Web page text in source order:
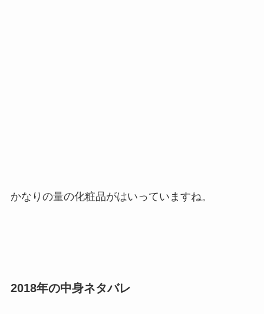
かなりの量の化粧品がはいっていますね。
2018年の中身ネタバレ